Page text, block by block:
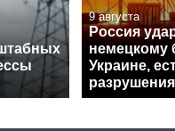
9 августа
Россия
немецкому
Украине,
разрушения